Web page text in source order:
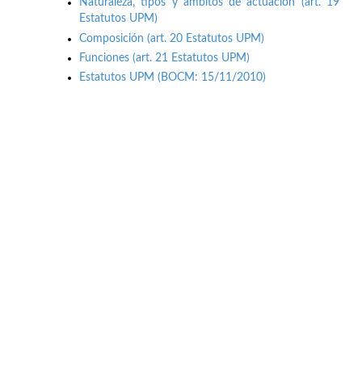
Naturaleza, tipos y ámbitos de actuación (art. 19
Estatutos UPM)
Composición (art. 20 Estatutos UPM)
Funciones (art. 21 Estatutos UPM)
Estatutos UPM (BOCM: 15/11/2010)